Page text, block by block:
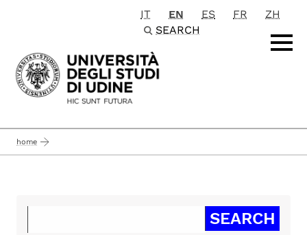
Passa al contenuto principale
IT EN ES FR
ZH
SEARCH
home